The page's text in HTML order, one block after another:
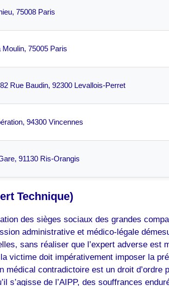
75008 Paris
75005 Paris
Rue Baudin, 92300 Levallois-Perret
94300 Vincennes
91130 Ris-Orangis
Technique)
des sièges sociaux des grandes
administrative et médico-légale
sans réaliser que l’expert adverse est
victime doit impérativement imposer la
médical contradictoire est un droit
s’agisse de l’AIPP, des souffrances